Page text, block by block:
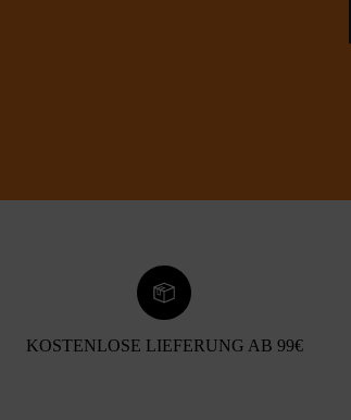
KOSTENLOSE LIEFERUNG AB 99€